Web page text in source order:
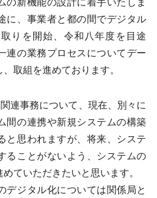
新機能の設計に着手いたしま
に、事業者と都の間でデジタル
りを開始、令和八年度を目途
連の業務プロセスについてデー
取組を進めております。
連事務について、現在、別々に
間の連携や新規システムの構築
と思われますが、将来、システ
ることがないよう、システムの
ていただきたいと思います。
ジタル化については関係局と